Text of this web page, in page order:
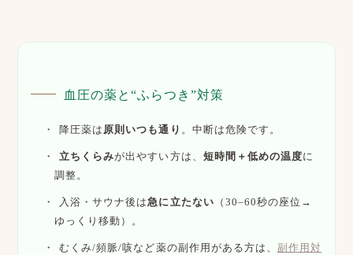
血圧の薬と“ふらつき”対策
降圧薬は 原則いつも通り 。中断は危険です。
立ちくらみが出やすい方は、 短時間＋低めの温度に
調整。
入浴・サウナ後は急に立たない （30–60秒の座位→
ゆっくり移動）。
むくみ/頻脈/咳など薬の副作用がある方は、 副作用対